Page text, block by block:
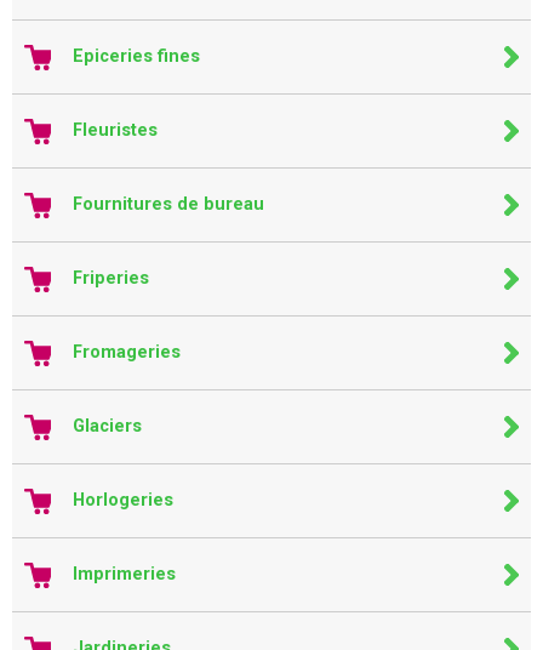
Epiceries fines
Fleuristes
Fournitures de bureau
Friperies
Fromageries
Glaciers
Horlogeries
Imprimeries